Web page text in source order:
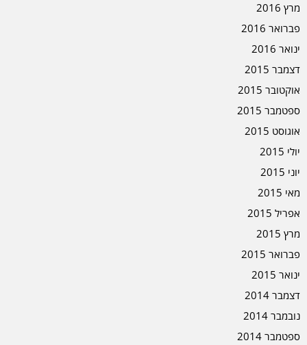
מרץ 2016
פברואר 2016
ינואר 2016
דצמבר 2015
אוקטובר 2015
ספטמבר 2015
אוגוסט 2015
יולי 2015
יוני 2015
מאי 2015
אפריל 2015
מרץ 2015
פברואר 2015
ינואר 2015
דצמבר 2014
נובמבר 2014
ספטמבר 2014